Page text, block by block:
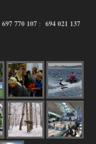
697 770 107 : 694 021 137